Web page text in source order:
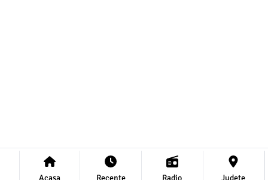
Acasa Recente Radio Județe